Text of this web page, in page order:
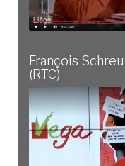
François
(RTC)